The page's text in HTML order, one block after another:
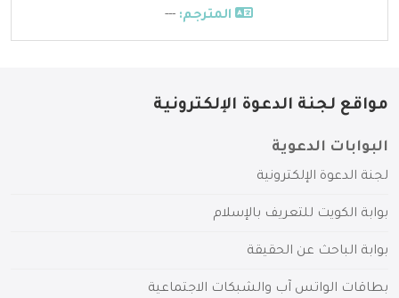
المترجم: ---
مواقع لجنة الدعوة الإلكترونية
البوابات الدعوية
لجنة الدعوة الإلكترونية
بوابة الكويت للتعريف بالإسلام
بوابة الباحث عن الحقيقة
بطاقات الواتس آب والشبكات الاجتماعية